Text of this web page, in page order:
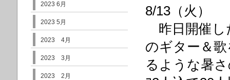
8/13（火）
昨日開催し
のギター＆
るような暑
2023 6月
2023 5月
2023 4月
2023 3月
2023 2月